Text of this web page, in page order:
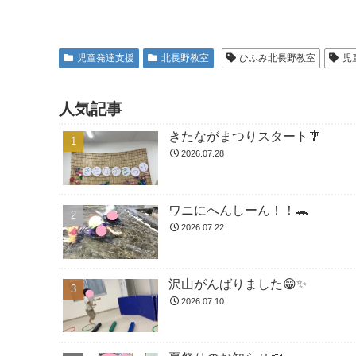
児童発達支援 北長野教室 ひふみ北長野教室 児
人気記事
きたながまつりスタート🎐
2026.07.28
ワニにへんしーん！！🐊
2026.07.22
沢山がんばりました😁✨
2026.07.10